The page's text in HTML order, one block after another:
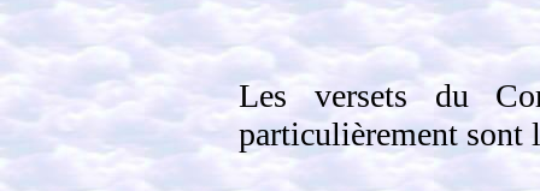
Les versets du
particulièrement sont